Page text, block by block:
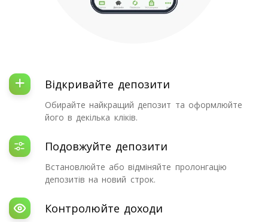
Відкривайте депозити
Обирайте найкращий депозит та оформлюйте
його в декілька кліків.
Подовжуйте депозити
Встановлюйте або відміняйте пролонгацію
депозитів на новий строк.
Контролюйте доходи